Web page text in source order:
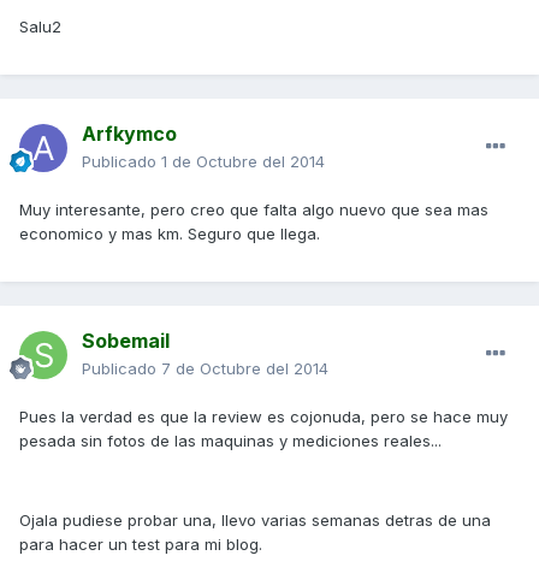
Salu2
Arfkymco
Publicado 1 de Octubre del 2014
Muy interesante, pero creo que falta algo nuevo que sea mas
economico y mas km. Seguro que llega.
Sobemail
Publicado 7 de Octubre del 2014
Pues la verdad es que la review es cojonuda, pero se hace muy
pesada sin fotos de las maquinas y mediciones reales...
Ojala pudiese probar una, llevo varias semanas detras de una
para hacer un test para mi blog.